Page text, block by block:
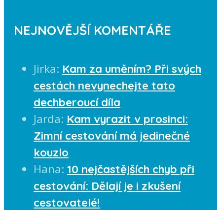
NEJNOVĚJŠÍ KOMENTÁŘE
Jirka: Kam za uměním? Při svých
cestách nevynechejte tato
dechberoucí díla
Jarda: Kam vyrazit v prosinci:
Zimní cestování má jedinečné
kouzlo
Hana: 10 nejčastějších chyb při
cestování: Dělají je i zkušení
cestovatelé!